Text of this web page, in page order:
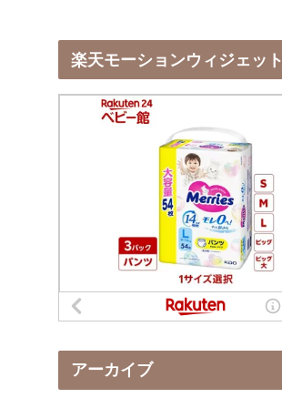
楽天モーションウィジェット
アーカイブ